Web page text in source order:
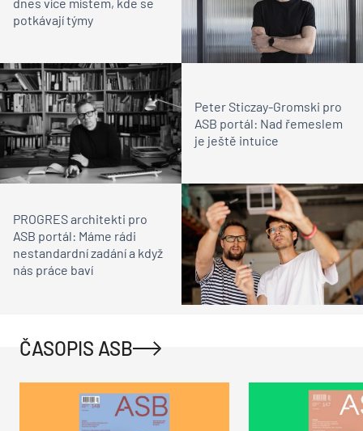
potkávají týmy
Peter Sticzay-Gromski pro
ASB portál: Nad řemeslem
je ještě intuice
PROGRES architekti pro
ASB portál: Máme rádi
nestandardní zadání a když
nás práce baví
ČASOPIS ASB